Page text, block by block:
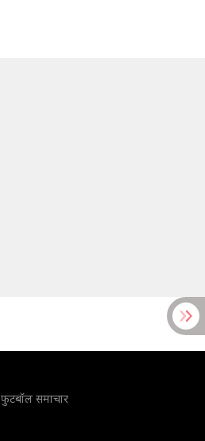
फुटबॉल समाचार